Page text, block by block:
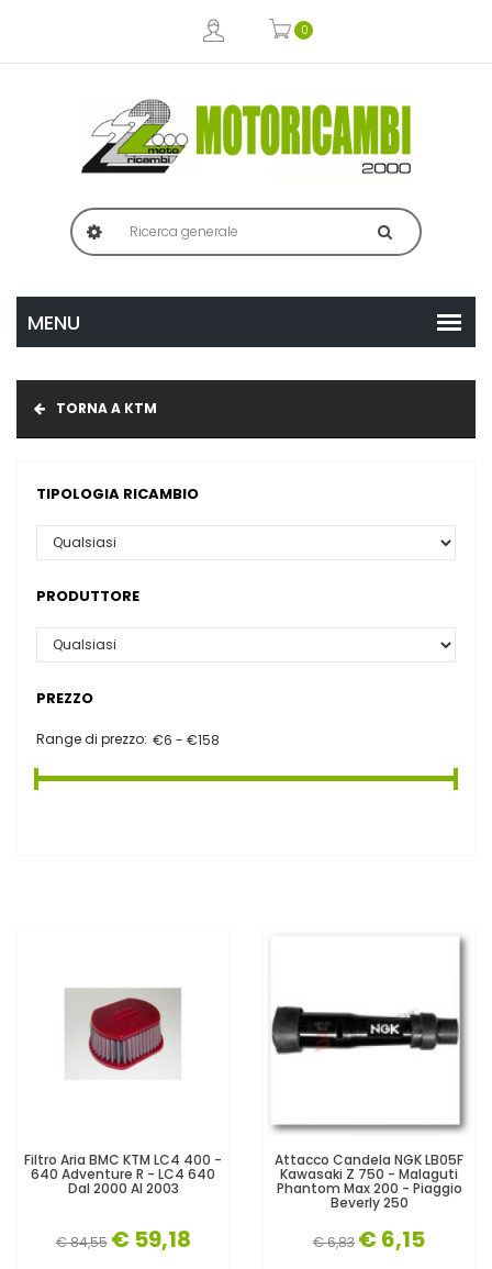
0
TORNA A KTM
TIPOLOGIA RICAMBIO
PRODUTTORE
PREZZO
Range di prezzo:
Filtro Aria BMC KTM LC4 400 -
640 Adventure R - LC4 640
Dal 2000 Al 2003
€ 84,55 € 59,18
Attacco Candela NGK LB05F
Kawasaki Z 750 - Malaguti
Phantom Max 200 - Piaggio
Beverly 250
€ 6,83 € 6,15